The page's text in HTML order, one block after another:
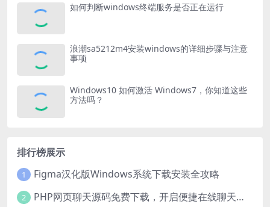
如何判断windows终端服务是否正在运行
浪潮sa5212m4安装windows的详细步骤与注意
事项
Windows10 如何激活 Windows7，你知道这些
方法吗？
排行榜展示
1 Figma汉化版Windows系统下载安装全攻略
2 PHP网页聊天源码免费下载，开启便捷在线聊天开发之旅